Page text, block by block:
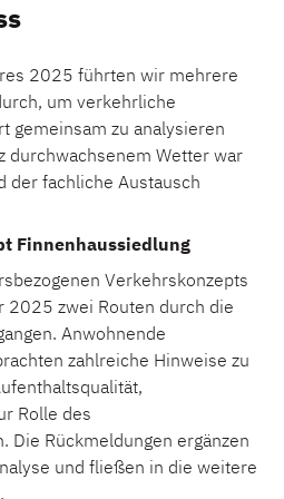
2025 führten wir mehrere
um verkehrliche
gemeinsam zu analysieren
durchwachsenem Wetter war
der fachliche Austausch
Finnenhaussiedlung
Verkehrskonzepts
2025 zwei Routen durch die
Anwohnende
zahlreiche Hinweise zu
Rolle des
Die Rückmeldungen ergänzen
und fließen in die weitere